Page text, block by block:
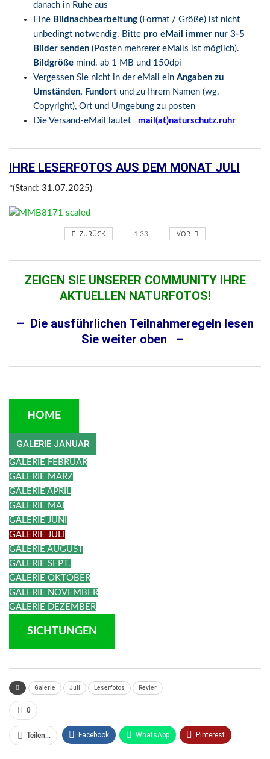
danach in Ruhe aus
Eine Bildnachbearbeitung (Format / Größe) ist nicht
unbedingt notwendig. Bitte pro eMail immer nur 3-5
Bilder senden (Posten mehrerer eMails ist möglich).
Bildgröße mind. ab 1 MB und 150dpi
Vergessen Sie nicht in der eMail ein Angaben zu
Umständen, Fundort und zu Ihrem Namen (wg.
Copyright), Ort und Umgebung zu posten
Die Versand-eMail lautet
mail(at)naturschutz.ruhr
IHRE LESERFOTOS AUS DEM MONAT JULI
*(Stand: 31.07.2025)
ZURÜCK 1 33 VOR
ZEIGEN SIE UNSERER COMMUNITY IHRE
AKTUELLEN NATURFOTOS!
– Die ausführlichen Teilnahmeregeln lesen
Sie weiter oben –
HOME
GALERIE JANUAR
GALERIE FEBRUAR
GALERIE MÄRZ
GALERIE APRIL
GALERIE MAI
GALERIE JUNI
GALERIE JULI
GALERIE AUGUST
GALERIE SEPT.
GALERIE OKTOBER
GALERIE NOVEMBER
GALERIE DEZEMBER
SICHTUNGEN
Galerie Juli Leserfotos Revier
0
Teilen... Facebook WhatsApp Pinterest